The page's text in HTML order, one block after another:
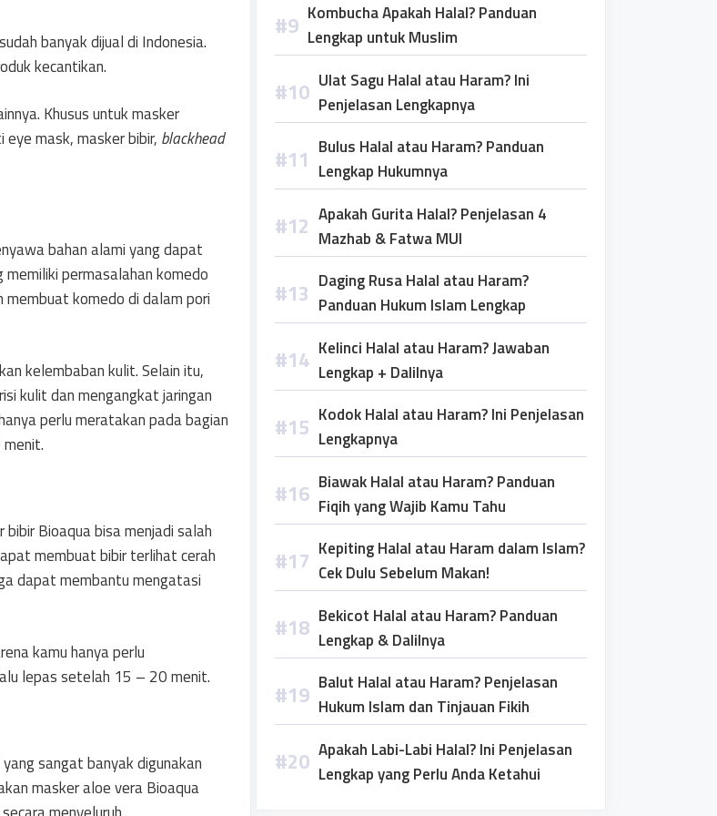
banyak dijual di Indonesia.
kecantikan.
Khusus untuk masker
mask, masker bibir, blackhead
bahan alami yang dapat
permasalahan komedo
membuat komedo di dalam pori
kelembaban kulit. Selain itu,
kulit dan mengangkat jaringan
perlu meratakan pada bagian
Bioaqua bisa menjadi salah
membuat bibir terlihat cerah
dapat membantu mengatasi
kamu hanya perlu
lepas setelah 15 – 20 menit.
sangat banyak digunakan
masker aloe vera Bioaqua
Kombucha Apakah Halal? Panduan
Lengkap untuk Muslim
Ulat Sagu Halal atau Haram? Ini
Penjelasan Lengkapnya
Bulus Halal atau Haram? Panduan
Lengkap Hukumnya
Apakah Gurita Halal? Penjelasan 4
Mazhab & Fatwa MUI
Daging Rusa Halal atau Haram?
Panduan Hukum Islam Lengkap
Kelinci Halal atau Haram? Jawaban
Lengkap + Dalilnya
Kodok Halal atau Haram? Ini Penjelasan
Lengkapnya
Biawak Halal atau Haram? Panduan
Fiqih yang Wajib Kamu Tahu
Kepiting Halal atau Haram dalam Islam?
Cek Dulu Sebelum Makan!
Bekicot Halal atau Haram? Panduan
Lengkap & Dalilnya
Balut Halal atau Haram? Penjelasan
Hukum Islam dan Tinjauan Fikih
Apakah Labi-Labi Halal? Ini Penjelasan
Lengkap yang Perlu Anda Ketahui